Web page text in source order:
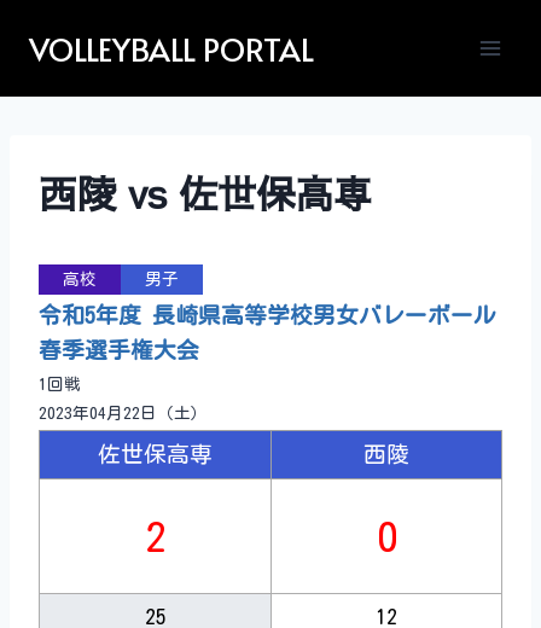
VOLLEYBALL PORTAL
西陵 vs 佐世保高専
高校 男子
令和5年度 長崎県高等学校男女バレーボール
春季選手権大会
1回戦
2023年04月22日（土）
佐世保高専 西陵
2 0
25 12